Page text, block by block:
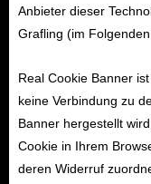
Anbieter dieser
Grafling (im Folgenden
Real Cookie Banner
keine Verbindung zu
Banner hergestellt
Cookie in Ihrem
deren Widerruf